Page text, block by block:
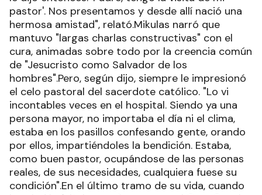
pastor'. Nos presentamos y desde allí nació una
hermosa amistad", relató.Mikulas narró que
mantuvo "largas charlas constructivas" con el
cura, animadas sobre todo por la creencia común
de "Jesucristo como Salvador de los
hombres".Pero, según dijo, siempre le impresionó
el celo pastoral del sacerdote católico. "Lo vi
incontables veces en el hospital. Siendo ya una
persona mayor, no importaba el día ni el clima,
estaba en los pasillos confesando gente, orando
por ellos, impartiéndoles la bendición. Estaba,
como buen pastor, ocupándose de las personas
reales, de sus necesidades, cualquiera fuese su
condición".En el último tramo de su vida, cuando